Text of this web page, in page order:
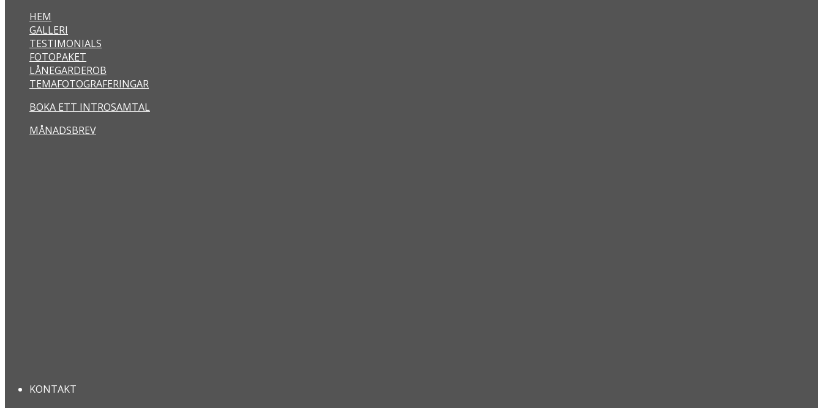
HEM
GALLERI
TESTIMONIALS
FOTOPAKET
LÅNEGARDEROB
TEMAFOTOGRAFERINGAR
BOKA ETT INTROSAMTAL
MÅNADSBREV
KONTAKT